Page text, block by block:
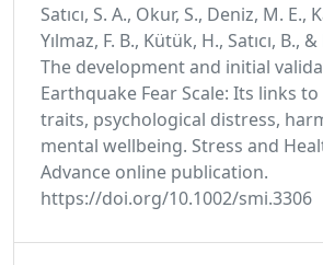
Satıcı, S. A., Okur, S., Deniz, M. E.,
Yılmaz, F. B., Kütük, H., Satıcı, B.,
The development and initial
Earthquake Fear Scale: Its links
traits, psychological distress,
mental wellbeing. Stress and
Advance online publication.
https://doi.org/10.1002/smi.3306